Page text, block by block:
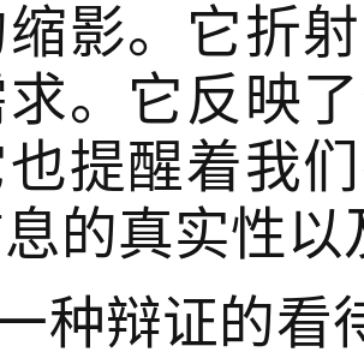
影。它折
。它反映
提醒着我
的真实性
种辩证的看